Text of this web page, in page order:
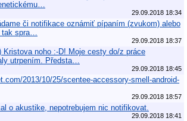
29.09.2018 18:34
či notifikace oznámiť pípaním (zvukom) alebo
spra…
29.09.2018 18:37
Kristova noho :-D! Moje cesty do/z práce
utrpením. Předsta…
29.09.2018 18:45
2013/10/25/scentee-accessory-smell-android-
29.09.2018 18:57
o akustike, nepotrebujem nic notifikovat.
29.09.2018 18:41